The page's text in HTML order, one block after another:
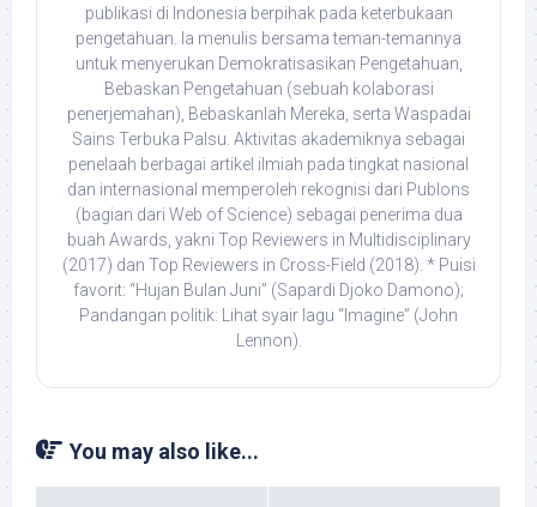
publikasi di Indonesia berpihak pada keterbukaan
pengetahuan. Ia menulis bersama teman-temannya
untuk menyerukan Demokratisasikan Pengetahuan,
Bebaskan Pengetahuan (sebuah kolaborasi
penerjemahan), Bebaskanlah Mereka, serta Waspadai
Sains Terbuka Palsu. Aktivitas akademiknya sebagai
penelaah berbagai artikel ilmiah pada tingkat nasional
dan internasional memperoleh rekognisi dari Publons
(bagian dari Web of Science) sebagai penerima dua
buah Awards, yakni Top Reviewers in Multidisciplinary
(2017) dan Top Reviewers in Cross-Field (2018). * Puisi
favorit: “Hujan Bulan Juni” (Sapardi Djoko Damono);
Pandangan politik: Lihat syair lagu “Imagine” (John
Lennon).
You may also like...